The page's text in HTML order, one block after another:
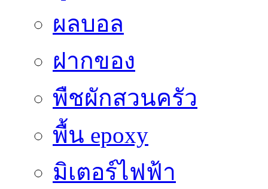
ผลบอล
ฝากของ
พืชผักสวนครัว
พื้น epoxy
มิเตอร์ไฟฟ้า